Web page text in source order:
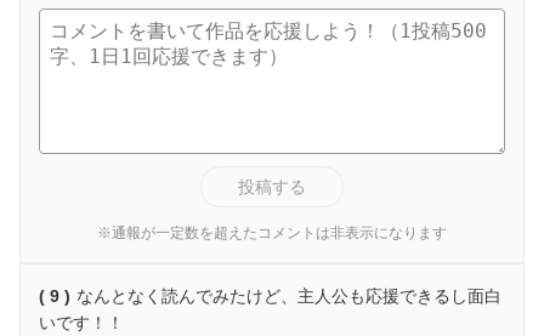
投稿する
※通報が一定数を超えたコメントは非表示になります
( 9 ) なんとなく読んでみたけど、主人公も応援できるし面白
いです！！